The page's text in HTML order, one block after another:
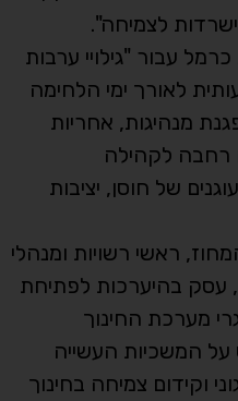
לצמיחה".
עבור "גילויי ערבות
לאורך ימי הלחימה
מנהיגות, אחריות
רחבה לקהילה
של חוסן, יציבות
ראשי רשויות ומנהלי
עסק בהיערכות לפתיחת
מערכת החינוך
המשכיות העשייה
וקידום צמיחה בחינוך